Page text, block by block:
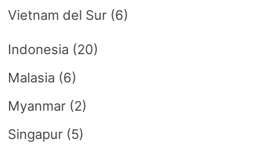
Vietnam del Sur(6)
Indonesia (20)
Malasia (6)
Myanmar(2)
Singapur(5)